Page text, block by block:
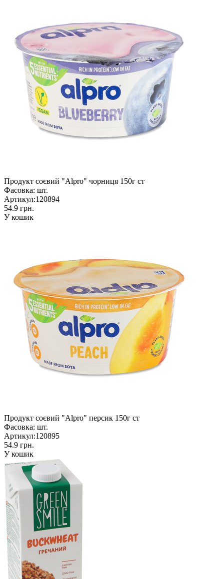
Продукт соєвий "Alpro" чорниця 150г ст
Фасовка: шт.
Артикул:120894
54.9 грн.
У кошик
Продукт соєвий "Alpro" персик 150г ст
Фасовка: шт.
Артикул:120895
54.9 грн.
У кошик